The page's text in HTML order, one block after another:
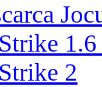
1.6
2